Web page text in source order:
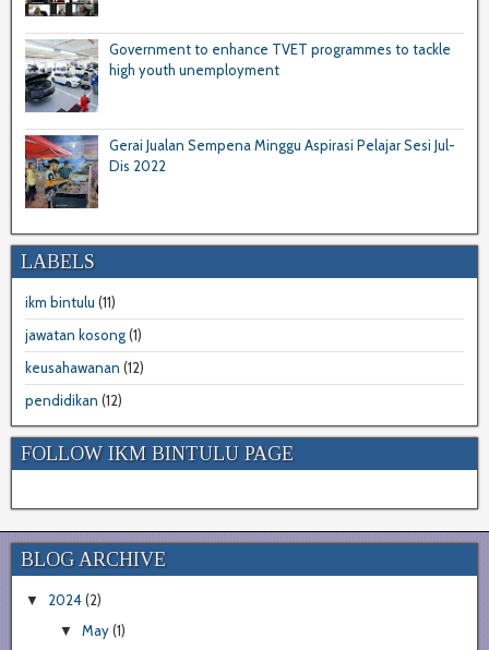
Government to enhance TVET programmes to tackle
high youth unemployment
Gerai Jualan Sempena Minggu Aspirasi Pelajar Sesi Jul-
Dis 2022
LABELS
ikm bintulu (11)
jawatan kosong(1)
keusahawanan (12)
pendidikan (12)
FOLLOW IKM BINTULU PAGE
BLOG ARCHIVE
▼ 2024(2)
▼ May (1)